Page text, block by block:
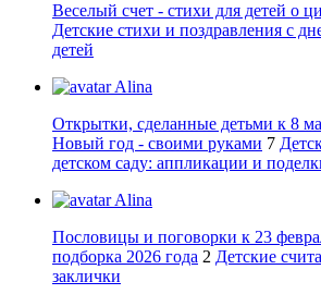
Веселый счет - стихи для детей о
Детские стихи и поздравления с
детей
Alina
Открытки, сделанные детьми к 8
Новый год - своими руками 7
детском саду: аппликации и
Alina
Пословицы и поговорки к 23
подборка 2026 года 2 Детские
заклички